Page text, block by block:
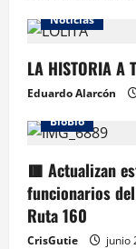
Noticias
LA HISTORIA A
Eduardo Alarcón
BioBio
🟥 Actualizan
funcionarios
Ruta 160
CrisGutie junio